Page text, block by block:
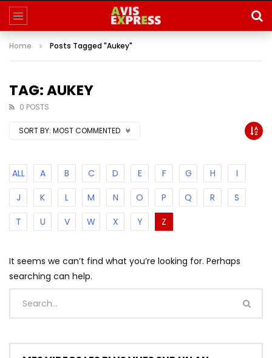
Home Posts Tagged "Aukey"
TAG: AUKEY
0 POSTS
SORT BY: MOST COMMENTED
ALL A B C D E F G H
I
J
K L M N O P Q R
S
T
U V W X Y Z
It seems we can’t find what you’re looking for. Perhaps
searching can help.